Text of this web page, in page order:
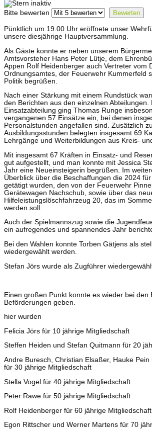
Bitte bewerten
Pünktlich um 19.00 Uhr eröffnete unser
unsere diesjährige Hauptversammlung.
Als Gäste konnte er neben unserem
Amtsvorsteher Hans Peter Lütje, dem
Appen Rolf Heidenberger auch Vertreter vom
Ordnungsamtes, der Feuerwehr Kummerfeld
Politik begrüßen.
Nach einer Stärkung mit einem Rundstück
den Berichten aus den einzelnen Abteilungen.
Einsatzabteilung ging Thomas Runge
vergangenen 57 Einsätze ein, bei denen
Personalstunden angefallen sind. Zusätzlich
Ausbildungsstunden belegten insgesamt 69
Lehrgänge und Weiterbildungen aus Kreis-
Mit insgesamt 67 Kräften in Einsatz- und
gut aufgestellt, und man konnte mit Jessica
Jahr eine Neueinsteigerin begrüßen. Im
Überblick über die Beschaffungen die 2024
getätigt wurden, den von der Feuerwehr
Gerätewagen Nachschub, sowie über das
Hilfeleistungslöschfahrzeug 20, das im
werden soll.
Auch der Spielmannszug sowie die
ein aufregendes und spannendes Jahr
Bei den Wahlen konnte Torben Gätjens als
wiedergewählt werden.
Stefan Jörs wurde als Zugführer
Einen großen Punkt konnte es wieder bei den
Beförderungen geben.
hier wurden
Felicia Jörs für 10 jährige Mitgliedschaft
Steffen Heiden und Stefan Quitmann für 20
Andre Buresch, Christian Elsaßer, Hauke
für 30 jährige Mitgliedschaft
Stella Vogel für 40 jährige Mitgliedschaft
Peter Rawe für 50 jährige Mitgliedschaft
Rolf Heidenberger für 60 jährige Mitgliedschaft
Egon Rittscher und Werner Martens für 70